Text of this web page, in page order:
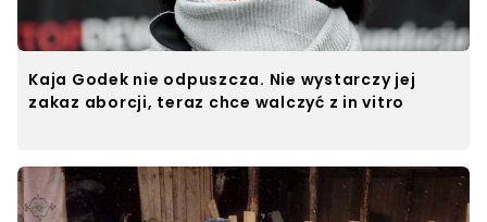
Kaja Godek nie odpuszcza. Nie wystarczy jej
zakaz aborcji, teraz chce walczyć z in vitro